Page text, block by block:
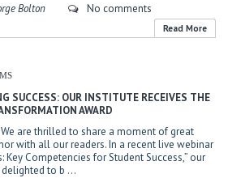
Bolton
No comments
Read More
SUCCESS: OUR INSTITUTE RECEIVES THE
AWARD
are thrilled to share a moment of great
with all our readers. In a recent live webinar
Key Competencies for Student Success,” our
to b ...